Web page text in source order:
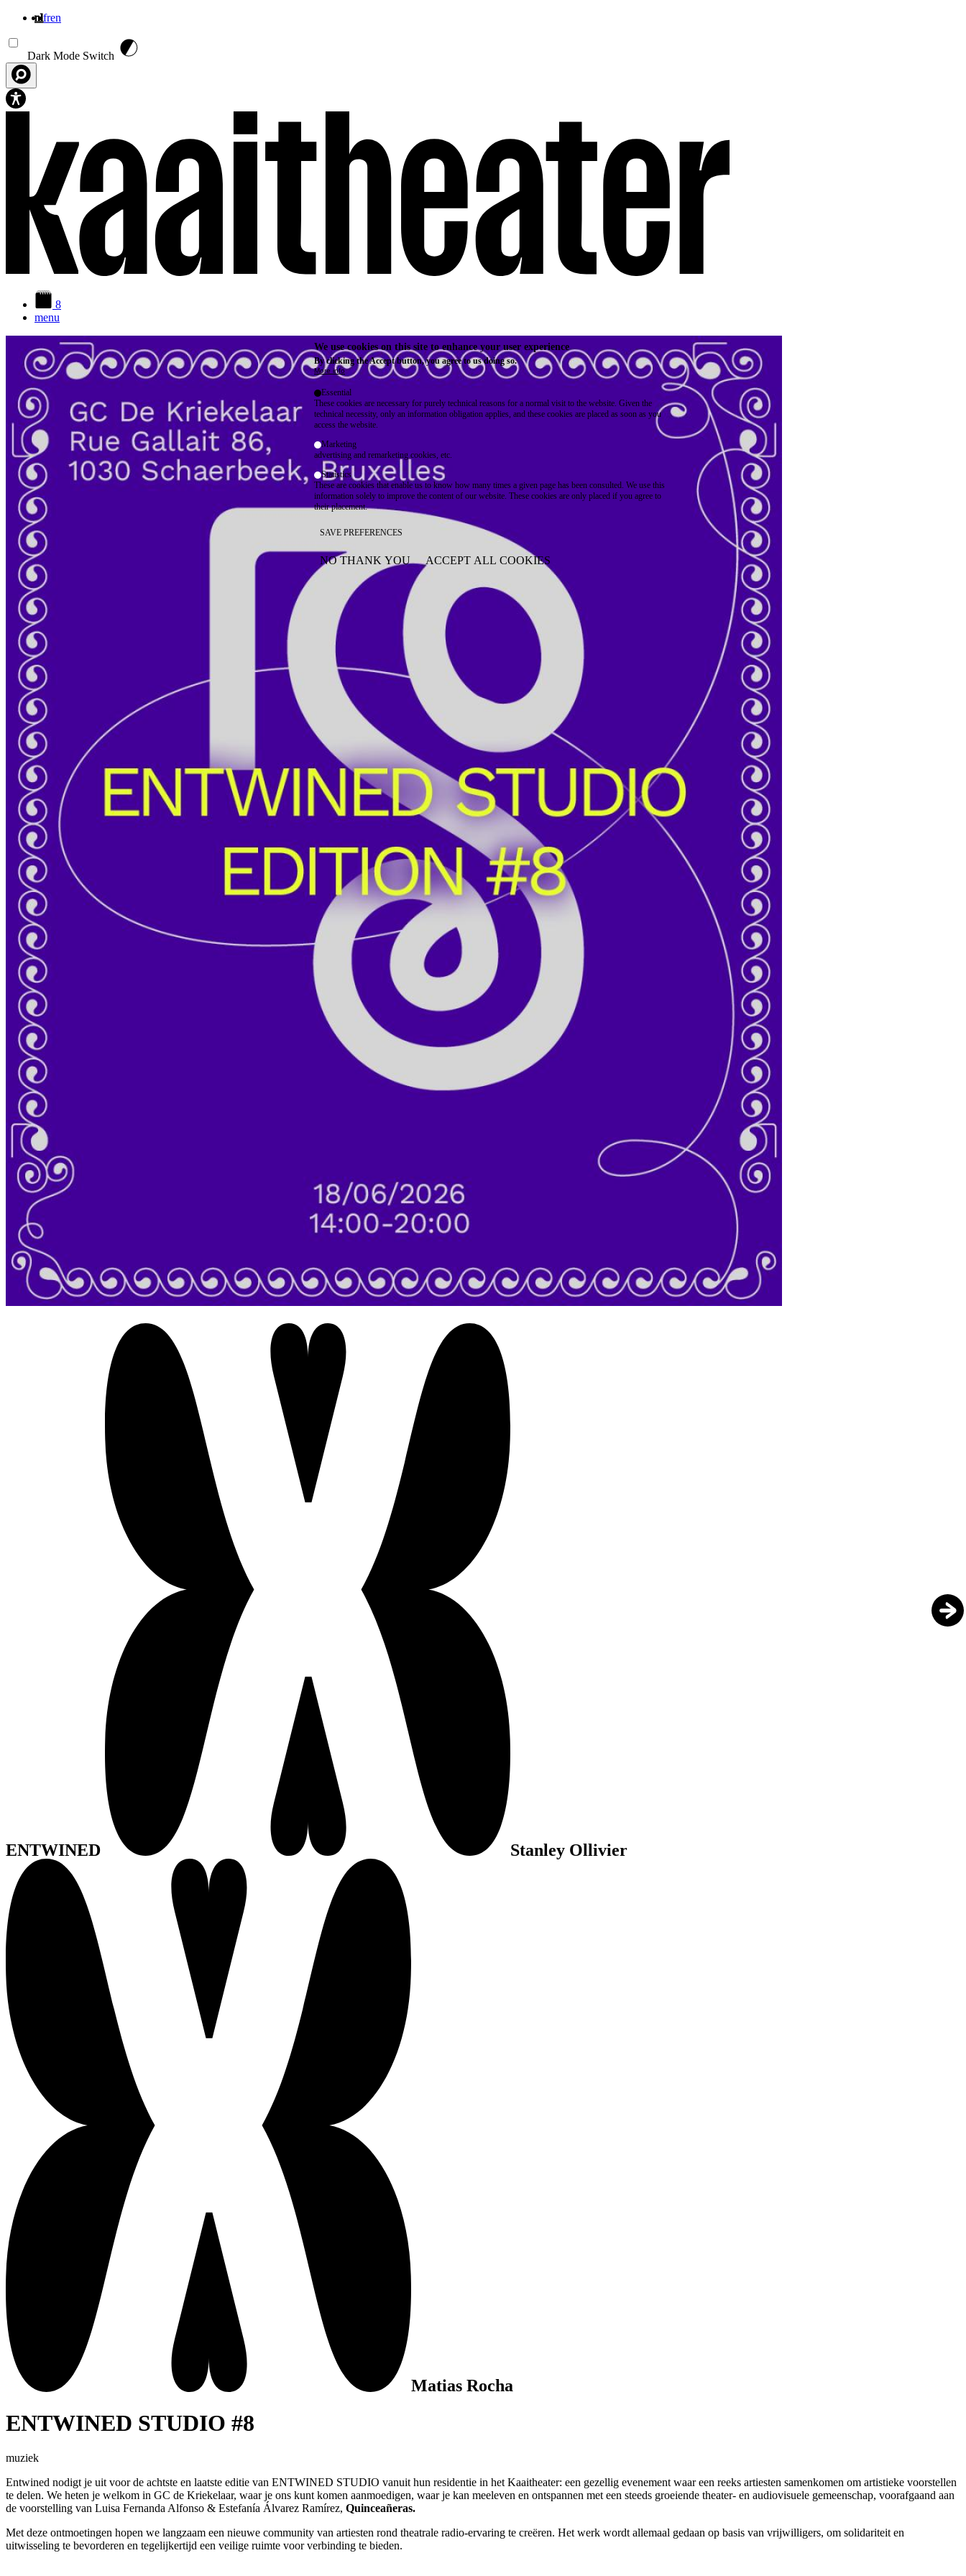
nlfren
Dark Mode Switch
8
menu
ENTWINED Stanley Ollivier
Matias Rocha
ENTWINED STUDIO #8
muziek
Entwined nodigt je uit voor de achtste en laatste editie van ENTWINED STUDIO vanuit hun residentie in het Kaaitheater: een gezellig evenement waar een reeks artiesten samenkomen om artistieke voorstellen
te delen. We heten je welkom in GC de Kriekelaar, waar je ons kunt komen aanmoedigen, waar je kan meeleven en ontspannen met een steeds groeiende theater- en audiovisuele gemeenschap, voorafgaand aan
de voorstelling van Luisa Fernanda Alfonso & Estefanía Álvarez Ramírez, Quinceañeras.
Met deze ontmoetingen hopen we langzaam een nieuwe community van artiesten rond theatrale radio-ervaring te creëren. Het werk wordt allemaal gedaan op basis van vrijwilligers, om solidariteit en
uitwisseling te bevorderen en tegelijkertijd een veilige ruimte voor verbinding te bieden.
We use cookies on this site to enhance your user experience
By clicking the Accept button, you agree to us doing so.
More info
Essential
These cookies are necessary for purely technical reasons for a normal visit to the website. Given the
technical necessity, only an information obligation applies, and these cookies are placed as soon as you
access the website.
Marketing
advertising and remarketing cookies, etc.
Statistics
These are cookies that enable us to know how many times a given page has been consulted. We use this
information solely to improve the content of our website. These cookies are only placed if you agree to
their placement.
SAVE PREFERENCES
NO THANK YOU ACCEPT ALL COOKIES
WITHDRAW CONSENT